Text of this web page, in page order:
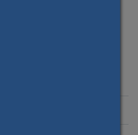
PER L’INDIZIONE
DI INSTALLAZIONE